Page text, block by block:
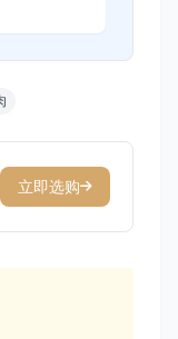
立即选购